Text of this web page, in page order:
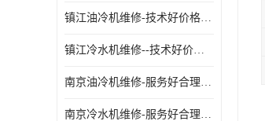
镇江油冷机维修-技术好价格便宜
镇江冷水机维修--技术好价格便宜
南京油冷机维修-服务好合理收费
南京冷水机维修-服务好合理收费